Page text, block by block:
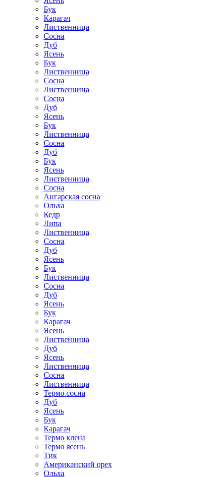
Бук
Карагач
Лиственница
Сосна
Дуб
Ясень
Бук
Лиственница
Сосна
Лиственница
Сосна
Дуб
Ясень
Бук
Лиственница
Сосна
Дуб
Бук
Ясень
Лиственница
Сосна
Ангарская сосна
Ольха
Кедр
Липа
Лиственница
Сосна
Дуб
Ясень
Бук
Лиственница
Сосна
Дуб
Ясень
Бук
Карагач
Ясень
Лиственница
Дуб
Ясень
Лиственница
Сосна
Лиственница
Термо сосна
Дуб
Ясень
Бук
Карагач
Термо клена
Термо ясень
Тик
Американский орех
Ольха